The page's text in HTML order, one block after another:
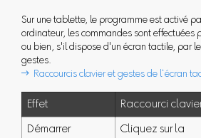
Sur une tablette, le programme est activé
ordinateur, les commandes sont effectuées
ou bien, s'il dispose d'un écran tactile, par
gestes.
 Raccourcis clavier et gestes de l‘écran
Effet Raccourci
Démarrer
Cliquez sur la